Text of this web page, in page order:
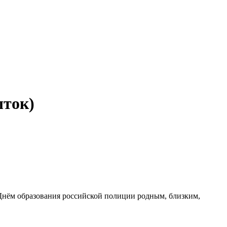
образования российской полиции родным, близким,